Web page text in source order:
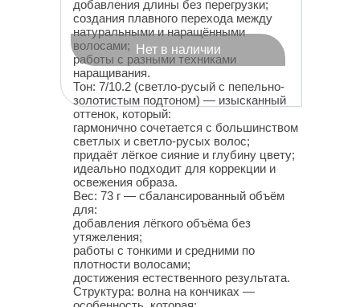
добавления длины без перегрузки;
создания плавного перехода между
натуральными и наращёнными
волосами;
работы с разными техниками
наращивания.
Тон: 7/10.2 (светло-русый с пепельно-
золотистым подтоном) — изысканный
оттенок, который:
гармонично сочетается с большинством
светлых и светло-русых волос;
придаёт лёгкое сияние и глубину цвету;
идеально подходит для коррекции и
освежения образа.
Вес: 73 г — сбалансированный объём
для:
добавления лёгкого объёма без
утяжеления;
работы с тонкими и средними по
плотности волосами;
достижения естественного результата.
Структура: волна на кончиках —
Нет в наличии